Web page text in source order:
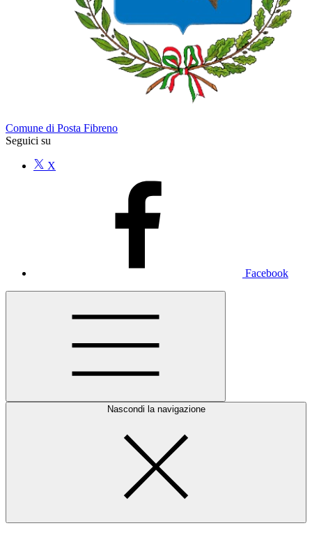
Comune di Posta Fibreno
Seguici su
X
Facebook
Nascondi la navigazione